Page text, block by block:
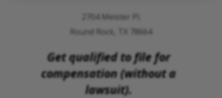
2704 Meister Pl.
Round Rock, TX 78664
Get qualified to file for
compensation (without a
lawsuit).